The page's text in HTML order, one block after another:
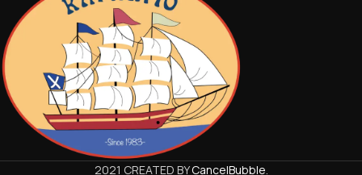
2021 CREATED BYCancelBubble.